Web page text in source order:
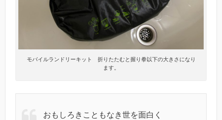
モバイルランドリーキット 折りたたむと握り拳以下の大きさになり
ます。
おもしろきこともなき世を面白く